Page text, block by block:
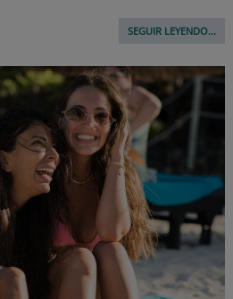
SEGUIR LEYENDO...